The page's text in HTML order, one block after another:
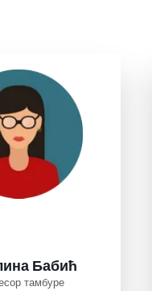
Бабић
тамбуре